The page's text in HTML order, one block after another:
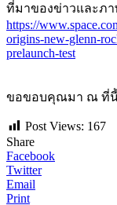
ที่มาของข่าวและภา
https://
origins-new-glenn-
prelaunch-test
ขอขอบคุณมา ณ ที่
Post Views: 167
Share
Facebook
Twitter
Email
Print